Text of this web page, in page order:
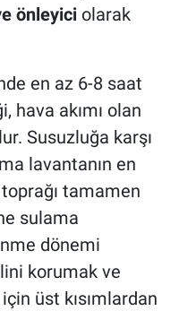
önleyiciolarak
en az 6-8 saat
hava akımı olan
Susuzluğa karşı
lavantanın en
tamamen
sulama
dönemi
korumak ve
üst kısımlardan